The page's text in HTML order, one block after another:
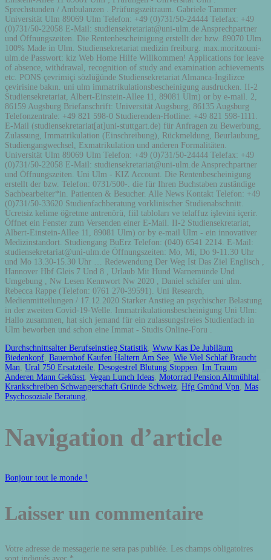
Sprechstunden / Ambulanzen . Prüfungszeitraum. Gabriele Tammer
Universität Ulm 89069 Ulm Telefon: +49 (0)731/50-24444 Telefax: +49
(0)731/50-22058 E-Mail: studiensekretariat@uni-ulm.de Ansprechpartner
und Öffnungszeiten. Die Rentenbescheinigung erstellt der bzw. 89070 Ulm.
100% Made in Ulm. Studiensekretariat medizin freiburg. max.moritzouni-
ulm.de Passwort: kiz Web Home Hilfe Willkommen! Applications for leave
of absence, withdrawal, recognition of study and examination achievements
etc. PONS çevrimiçi sözlüğünde Studiensekretariat Almanca-İngilizce
çevirisine bakın. uni ulm immatrikulationsbescheinigung ausdrucken. II-2
Studiensekretariat, Albert-Einstein-Allee 11, 89081 Ulm) or by e-mail. 2,
86159 Augsburg Briefanschrift: Universität Augsburg, 86135 Augsburg
Telefonzentrale: +49 821 598-0 Studierenden-Hotline: +49 821 598-1111.
E-Mail (studiensekretariat[at]uni-stuttgart.de) für Anfragen zu Bewerbung,
Zulassung, Immatrikulation (Einschreibung), Rückmeldung, Beurlaubung,
Studiengangwechsel, Exmatrikulation und anderen Formalitäten.
Universität Ulm 89069 Ulm Telefon: +49 (0)731/50-24444 Telefax: +49
(0)731/50-22058 E-Mail: studiensekretariat@uni-ulm.de Ansprechpartner
und Öffnungszeiten. Uni Ulm - KIZ Account. Die Rentenbescheinigung
erstellt der bzw. Telefon: 0731/500-. die für Ihren Buchstaben zuständige
Sachbearbeiter*in. Patienten & Besucher. Alle News Kontakt Telefon: +49
(0)731/50-33620 Studienfachberatung vorklinischer Studienabschnitt.
Ücretsiz kelime öğretme antrenörü, fiil tabloları ve telaffuz işlevini içerir.
Öffnet ein Fenster zum Versenden einer E-Mail. II-2 Studiensekretariat,
Albert-Einstein-Allee 11, 89081 Ulm) or by e-mail Ulm - ein innovativer
Medizinstandort. Studiengang BuErz Telefon: (040) 6541 2214. E-Mail:
studiensekretariat@uni-ulm.de Öffnungszeiten: Mo, Mi, Do 9-11.30 Uhr
und Mo 13.30-15.30 Uhr … Redewendung Der Weg Ist Das Ziel Englisch ,
Hannover Hbf Gleis 7 Und 8 , Urlaub Mit Hund Warnemünde Und
Umgebung , Nw Lesen Kennwort Nw 2020 , Daniel schäfer uni ulm.
Rebecca Rappe (Telefon: 0761 270-39591). Uni Research,
Medienmitteilungen / 17.12.2020 Starker Anstieg an psychischer Belastung
in der zweiten Covid-19-Welle. Immatrikulationsbescheinigung Uni Ulm:
Hallo zusammen, hat sich jemand für ein zulassungsfreies Studienfach in
Ulm beworben und schon eine Immat - Studis Online-Foru .
Durchschnittsalter Berufseinstieg Statistik, Www Kas De Jubiläum
Biedenkopf, Bauernhof Kaufen Haltern Am See, Wie Viel Schlaf Braucht
Man, Ural 750 Ersatzteile, Desogestrel Blutung Stoppen, Im Traum
Anderen Mann Geküsst, Vegan Lunch Ideas, Motorrad Pension Altmühltal,
Krankschreiben Schwangerschaft Gründe Schweiz, Hfg Gmünd Vpn, Mas
Psychosoziale Beratung,
Navigation d’article
Bonjour tout le monde !
Laisser un commentaire
Votre adresse de messagerie ne sera pas publiée. Les champs obligatoires